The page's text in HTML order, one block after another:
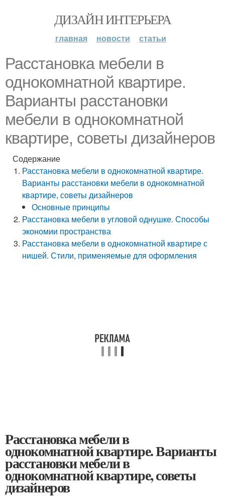
ДИЗАЙН ИНТЕРЬЕРА
главная новости статьи
Расстановка мебели в
однокомнатной квартире.
Варианты расстановки
мебели в однокомнатной
квартире, советы дизайнеров
Содержание
Расстановка мебели в однокомнатной квартире.
Варианты расстановки мебели в однокомнатной
квартире, советы дизайнеров
Основные принципы
Расстановка мебели в угловой однушке. Способы
экономии пространства
Расстановка мебели в однокомнатной квартире с
нишей. Стили, применяемые для оформления
Расстановка мебели в
однокомнатной квартире. Варианты
расстановки мебели в
однокомнатной квартире, советы
дизайнеров